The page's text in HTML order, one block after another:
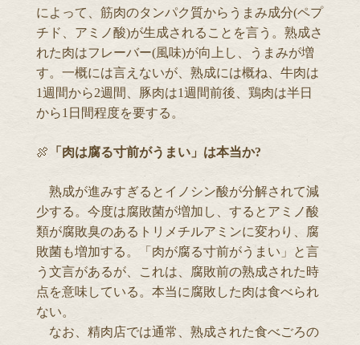
によって、筋肉のタンパク質からうまみ成分(ペプ
チド、アミノ酸)が生成されることを言う。熟成さ
れた肉はフレーバー(風味)が向上し、うまみが増
す。一概には言えないが、熟成には概ね、牛肉は
1週間から2週間、豚肉は1週間前後、鶏肉は半日
から1日間程度を要する。
🍖 「肉は腐る寸前がうまい」は本当か?
熟成が進みすぎるとイノシン酸が分解されて減
少する。今度は腐敗菌が増加し、するとアミノ酸
類が腐敗臭のあるトリメチルアミンに変わり、腐
敗菌も増加する。「肉が腐る寸前がうまい」と言
う文言があるが、これは、腐敗前の熟成された時
点を意味している。本当に腐敗した肉は食べられ
ない。
なお、精肉店では通常、熟成された食べごろの